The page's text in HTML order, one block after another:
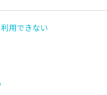
用できない